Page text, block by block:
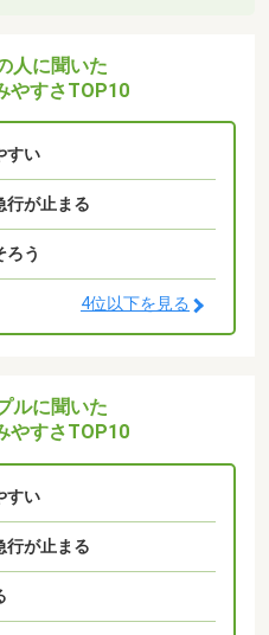
人に聞いた
やすさTOP10
すい
行が止まる
ろう
4位以下を見る
ルに聞いた
やすさTOP10
すい
行が止まる